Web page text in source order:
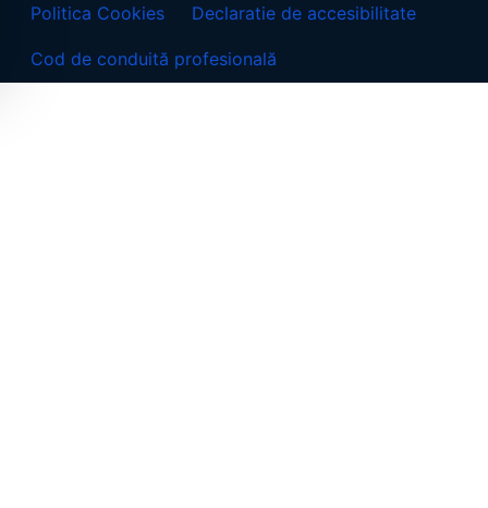
Politica Cookies Declaratie de accesibilitate
Cod de conduită profesională